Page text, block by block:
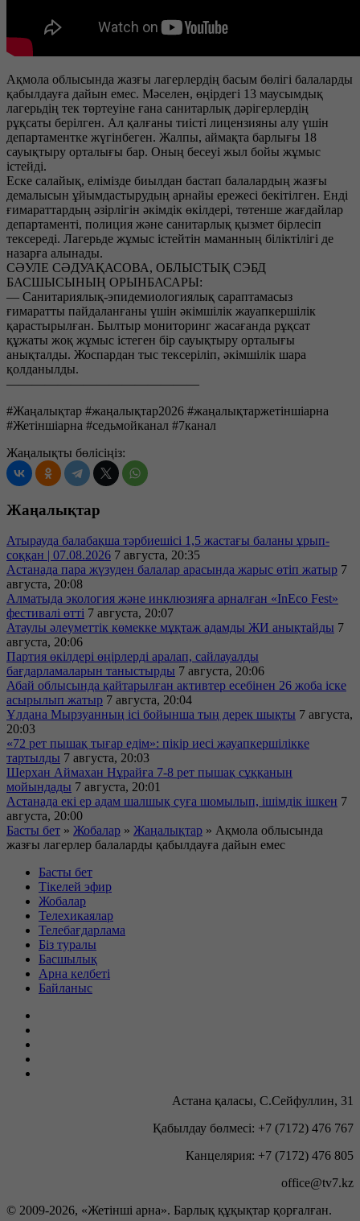
Ақмола облысында жазғы лагерлердің басым бөлігі балаларды
қабылдауға дайын емес. Мәселен, өңірдегі 13 маусымдық
лагерьдің тек төртеуіне ғана санитарлық дәрігерлердің
рұқсаты берілген. Ал қалғаны тиісті лицензияны алу үшін
департаментке жүгінбеген. Жалпы, аймақта барлығы 18
сауықтыру орталығы бар. Оның бесеуі жыл бойы жұмыс
істейді.
Еске салайық, елімізде биылдан бастап балалардың жазғы
демалысын ұйымдастырудың арнайы ережесі бекітілген. Енді
ғимараттардың әзірлігін әкімдік өкілдері, төтенше жағдайлар
департаменті, полиция және санитарлық қызмет бірлесіп
тексереді. Лагерьде жұмыс істейтін маманның біліктілігі де
назарға алынады.
СӘУЛЕ СӘДУАҚАСОВА, ОБЛЫСТЫҚ СЭБД
БАСШЫСЫНЫҢ ОРЫНБАСАРЫ:
— Санитариялық-эпидемиологиялық сараптамасыз
ғимаратты пайдаланғаны үшін әкімшілік жауапкершілік
қарастырылған. Былтыр мониторинг жасағанда рұқсат
құжаты жоқ жұмыс істеген бір сауықтыру орталығы
анықталды. Жоспардан тыс тексеріліп, әкімшілік шара
қолданылды.
———————————————
#Жаңалықтар #жаңалықтар2026 #жаңалықтаржетіншіарна
#Жетіншіарна #седьмойканал #7канал
Жаңалықты бөлісіңіз:
Жаңалықтар
Атырауда балабақша тәрбиешісі 1,5 жастағы баланы ұрып-
соққан | 07.08.2026 7 августа, 20:35
Астанада пара жүзуден балалар арасында жарыс өтіп жатыр 7
августа, 20:08
Алматыда экология және инклюзияға арналған «InEco Fest»
фестивалі өтті 7 августа, 20:07
Атаулы әлеуметтік көмекке мұқтаж адамды ЖИ анықтайды 7
августа, 20:06
Партия өкілдері өңірлерді аралап, сайлауалды
бағдарламаларын таныстырды 7 августа, 20:06
Абай облысында қайтарылған активтер есебінен 26 жоба іске
асырылып жатыр 7 августа, 20:04
Ұлдана Мырзуанның ісі бойынша тың дерек шықты 7 августа,
20:03
«72 рет пышақ тығар едім»: пікір иесі жауапкершілікке
тартылды 7 августа, 20:03
Шерхан Аймахан Нұрайға 7-8 рет пышақ сұққанын
мойындады 7 августа, 20:01
Астанада екі ер адам шалшық суға шомылып, ішімдік ішкен 7
августа, 20:00
Басты бет » Жобалар » Жаңалықтар » Ақмола облысында
жазғы лагерлер балаларды қабылдауға дайын емес
Басты бет
Тікелей эфир
Жобалар
Телехикаялар
Телебағдарлама
Біз туралы
Басшылық
Арна келбеті
Байланыс
Астана қаласы, С.Сейфуллин, 31
Қабылдау бөлмесі: +7 (7172) 476 767
Канцелярия: +7 (7172) 476 805
office@tv7.kz
© 2009-2026, «Жетінші арна». Барлық құқықтар қорғалған.